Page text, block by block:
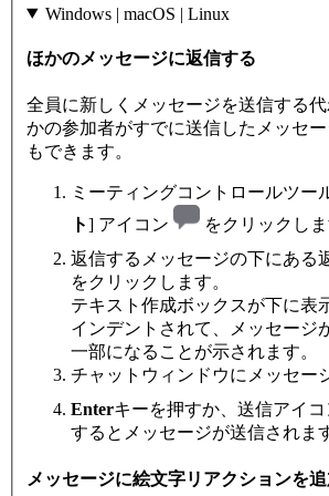
Windows | macOS | Linux
ほかのメッセージに返信する
全員に新しくメッセージを送信する
かの参加者がすでに送信したメッセ
もできます。
ミーティングコントロールツー
ト] アイコン
をクリックしま
返信するメッセージの下にある
をクリックします。
テキスト作成ボックスが下に表
インデントされて、メッセージ
一部になることが示されます。
チャットウィンドウにメッセー
Enterキーを押すか、送信アイコ
するとメッセージが送信されま
メッセージに絵文字リアクションを